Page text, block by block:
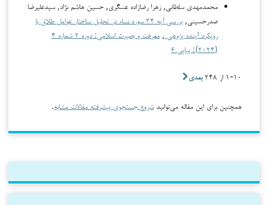
محمدمهدی سلطانی, زهرا رضازاده عسگری, حسین هاشم نژاد, سیدعلیرضا
صدرحسینی,
بررسی آیه ۳۴ سوره نساء در تحلیل ساختار عوامل طلاق با
رویکرد آینده پژوهی ,
معرفت و بصیرت اسلامی: دوره ۲ شماره ۴
(۲۰۲۴): پیاپی ۶
۱-۱۰ از ۲۴۸ بعدی
همچنین برای این مقاله می‌توانید شروع جستجوی پیشرفته مقالات مشابه.